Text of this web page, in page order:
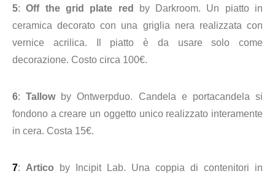
5:Off the grid plate red
by Darkroom. Un piatto in
ceramica decorato con una griglia nera realizzata con
vernice acrilica. Il piatto è da usare solo come
decorazione. Costo circa 100€.
6:TallowbyOntwerpduo. Candela e portacandela si
fondono a creare un oggetto unico realizzato interamente
in cera. Costa 15€.
7: Artico by Incipit Lab. Una coppia di contenitori in